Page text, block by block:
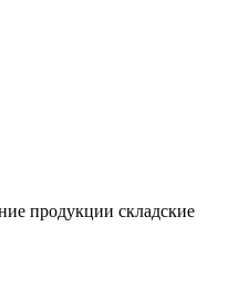
продукции складские